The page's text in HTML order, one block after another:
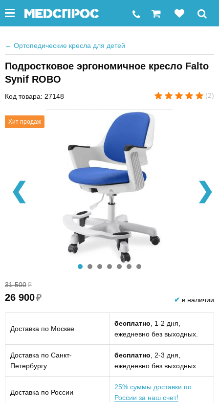
← Ортопедические кресла для детей
Подростковое эргономичное кресло Falto
Synif ROBO
Код товара: 27148 (2)
Хит продаж
❮ ❯
31 500 ₽
26 900₽ ✔ в наличии
Доставка по Москве
бесплатно , 1-2 дня,
ежедневно без выходных.
Доставка по Санкт-
Петербургу
бесплатно , 2-3 дня,
ежедневно без выходных.
Доставка по России
25% суммы доставки по
России за наш счет!